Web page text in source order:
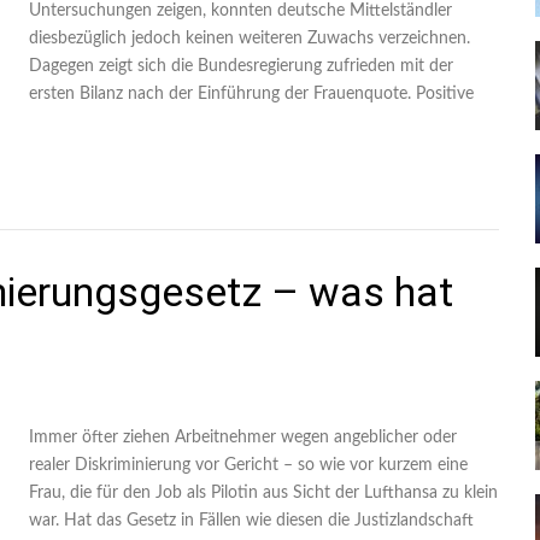
Untersuchungen zeigen, konnten deutsche Mittelständler
diesbezüglich jedoch keinen weiteren Zuwachs verzeichnen.
Dagegen zeigt sich die Bundesregierung zufrieden mit der
ersten Bilanz nach der Einführung der Frauenquote. Positive
– was hat
Immer öfter ziehen Arbeitnehmer wegen angeblicher oder
realer Diskriminierung vor Gericht – so wie vor kurzem eine
Frau, die für den Job als Pilotin aus Sicht der Lufthansa zu klein
war. Hat das Gesetz in Fällen wie diesen die Justizlandschaft